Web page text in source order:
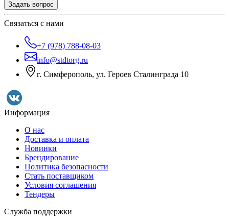
Задать вопрос
Связаться с нами
+7 (978) 788-08-03
info@stdtorg.ru
г. Симферополь, ул. Героев Сталинграда 10
Информация
О нас
Доставка и оплата
Новинки
Брендирование
Политика безопасности
Стать поставщиком
Условия соглашения
Тендеры
Служба поддержки